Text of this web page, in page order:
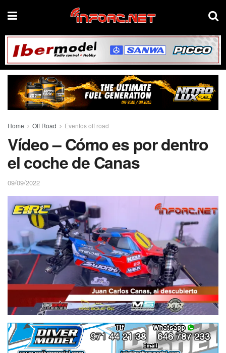
Home Off Road Eventos off road
Vídeo – Cómo es por dentro
el coche de Canas
09/09/2022